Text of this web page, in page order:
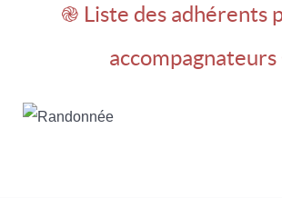
֎ Liste des adhérents